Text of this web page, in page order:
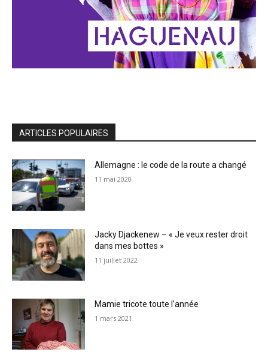
ARTICLES POPULAIRES
Allemagne : le code de la route a changé
11 mai 2020
Jacky Djackenew – « Je veux rester droit
dans mes bottes »
11 juillet 2022
Mamie tricote toute l’année
1 mars 2021